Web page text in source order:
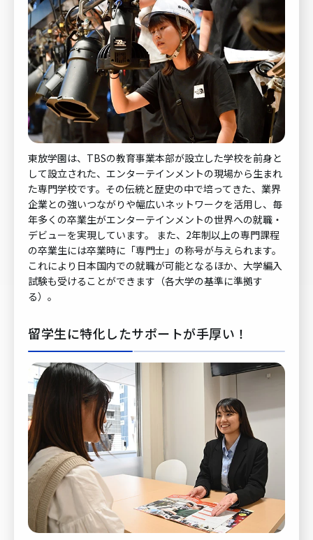
東放学園は、TBSの教育事業本部が設立した学校を前身と
して設立された、エンターテインメントの現場から生まれ
た専門学校です。その伝統と歴史の中で培ってきた、業界
企業との強いつながりや幅広いネットワークを活用し、毎
年多くの卒業生がエンターテインメントの世界への就職・
デビューを実現しています。 また、2年制以上の専門課程
の卒業生には卒業時に「専門士」の称号が与えられます。
これにより日本国内での就職が可能となるほか、大学編入
試験も受けることができます（各大学の基準に準拠す
る）。
留学生に特化したサポートが手厚い！